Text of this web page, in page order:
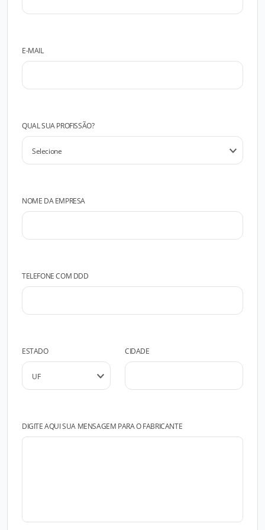
E-MAIL
QUAL SUA PROFISSÃO?
NOME DA EMPRESA
TELEFONE COM DDD
ESTADO CIDADE
DIGITE AQUI SUA MENSAGEM PARA O FABRICANTE